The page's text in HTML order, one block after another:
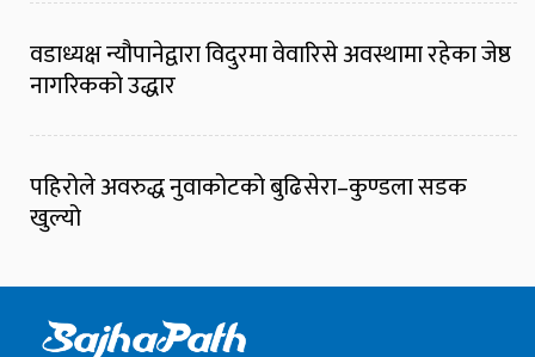
वडाध्यक्ष न्यौपानेद्वारा विदुरमा वेवारिसे अवस्थामा रहेका जेष्ठ
नागरिकको उद्धार
पहिरोले अवरुद्ध नुवाकोटको बुढिसेरा–कुण्डला सडक
खुल्यो